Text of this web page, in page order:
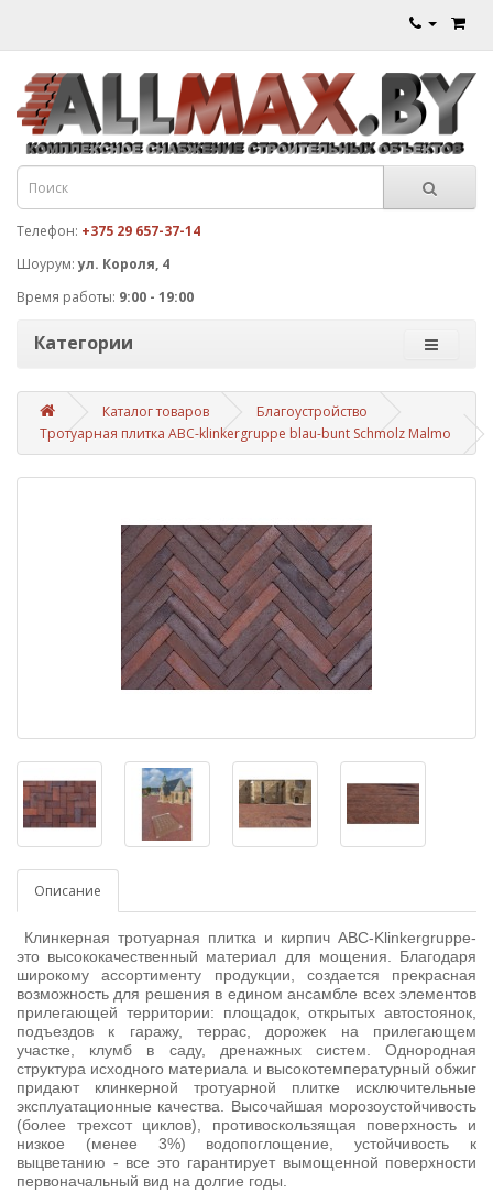
Телефон: +375 29 657-37-14
Шоурум:ул. Короля, 4
Время работы: 9:00 - 19:00
Категории
Каталог товаров
Благоустройство
Тротуарная плитка ABC-klinkergruppe blau-bunt Schmolz Malmo
Описание
Клинкерная тротуарная плитка и кирпич ABC-Klinkergruppe-
это высококачественный материал для мощения. Благодаря
широкому ассортименту продукции, создается прекрасная
возможность для решения в едином ансамбле всех элементов
прилегающей территории: площадок, открытых автостоянок,
подъездов к гаражу, террас, дорожек на прилегающем
участке, клумб в саду, дренажных систем. Однородная
структура исходного материала и высокотемпературный обжиг
придают клинкерной тротуарной плитке исключительные
эксплуатационные качества. Высочайшая морозоустойчивость
(более трехсот циклов), противоскользящая поверхность и
низкое (менее 3%) водопоглощение, устойчивость к
выцветанию - все это гарантирует вымощенной поверхности
первоначальный вид на долгие годы.